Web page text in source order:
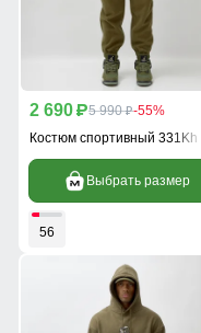
2 690 p5 990 p-55%
Костюм спортивный 331Kh
Выбрать размер
56